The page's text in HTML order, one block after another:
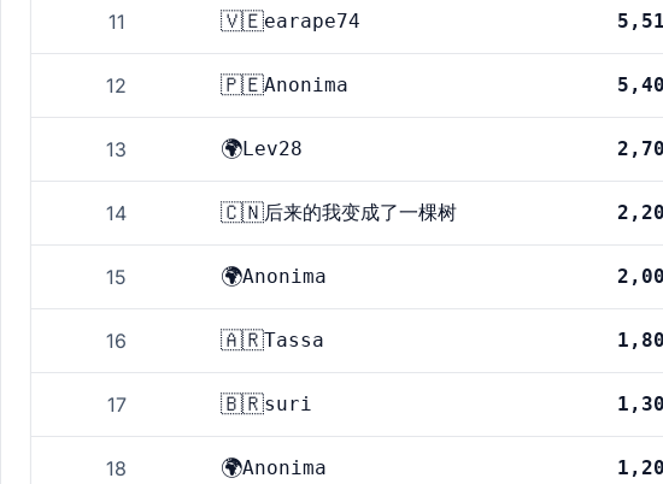
11 🇻🇪earape74
12 🇵🇪Anonima
13 🌍Lev28
14 🇨🇳后来的我变成了一棵树
15 🌍Anonima
16 🇦🇷Tassa
17 🇧🇷suri
18 🌍Anonima